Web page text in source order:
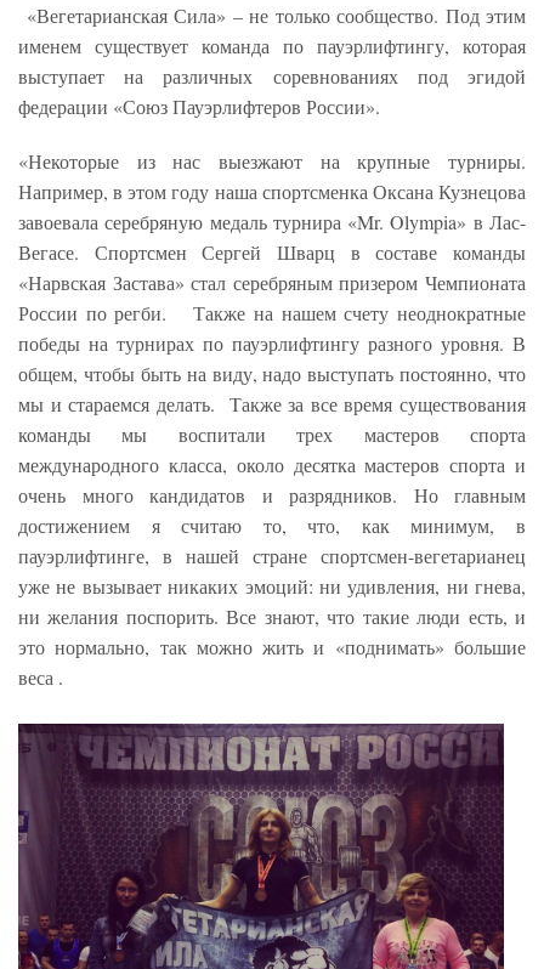
«Вегетарианская Сила» – не только сообщество. Под этим
именем существует команда по пауэрлифтингу, которая
выступает на различных соревнованиях под эгидой
федерации «Союз Пауэрлифтеров России».
«Некоторые из нас выезжают на крупные турниры.
Например, в этом году наша спортсменка Оксана Кузнецова
завоевала серебряную медаль турнира «Mr. Olympia» в Лас-
Вегасе. Спортсмен Сергей Шварц в составе команды
«Нарвская Застава» стал серебряным призером Чемпионата
России по регби. Также на нашем счету неоднократные
победы на турнирах по пауэрлифтингу разного уровня. В
общем, чтобы быть на виду, надо выступать постоянно, что
мы и стараемся делать. Также за все время существования
команды мы воспитали трех мастеров спорта
международного класса, около десятка мастеров спорта и
очень много кандидатов и разрядников. Но главным
достижением я считаю то, что, как минимум, в
пауэрлифтинге, в нашей стране спортсмен-вегетарианец
уже не вызывает никаких эмоций: ни удивления, ни гнева,
ни желания поспорить. Все знают, что такие люди есть, и
это нормально, так можно жить и «поднимать» большие
веса .